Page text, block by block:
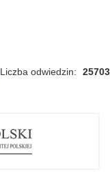
Liczba odwiedzin 25703